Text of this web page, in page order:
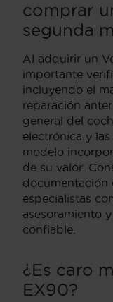
comprar
segunda
Al adquirir un
importante
incluyendo el
reparación
general del
electrónica y
modelo
de su valor.
documentación
especialistas
asesoramiento
confiable.
¿Es caro
EX90?